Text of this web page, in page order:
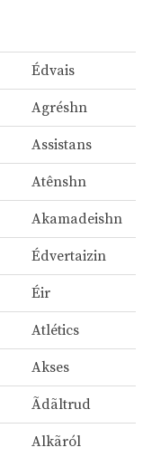
Édvais
Agréshn
Assistans
Atênshn
Akamadeishn
Édvertaizin
Éir
Atlétics
Akses
Ãdãltrud
Alkãról